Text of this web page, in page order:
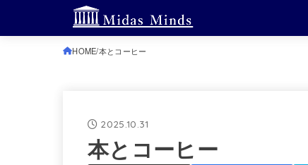
HOME 本とコーヒー
2025.10.31
本とコーヒー